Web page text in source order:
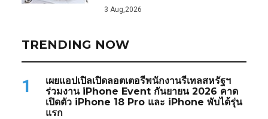
3 Aug,2026
TRENDING NOW
1
เผยแอปเปิลเปิดลอตเตอรีพนักงานรีเทลสหรัฐฯ
ร่วมงาน iPhone Event กันยายน 2026 คาด
เปิดตัว iPhone 18 Pro และ iPhone พับได้รุ่น
แรก